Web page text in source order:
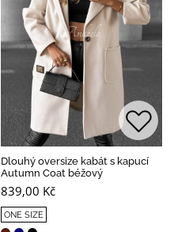
Dlouhý oversize kabát s kapucí
Autumn Coat béžový
839,00 Kč
ONE SIZE